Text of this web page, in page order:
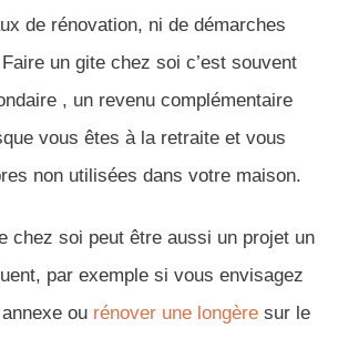
de rénovation, ni de démarches
un gite chez soi c’est souvent
, un revenu complémentaire
vous êtes à la retraite et vous
non utilisées dans votre maison.
chez soi peut être aussi un projet un
par exemple si vous envisagez
ou rénover une longère sur le